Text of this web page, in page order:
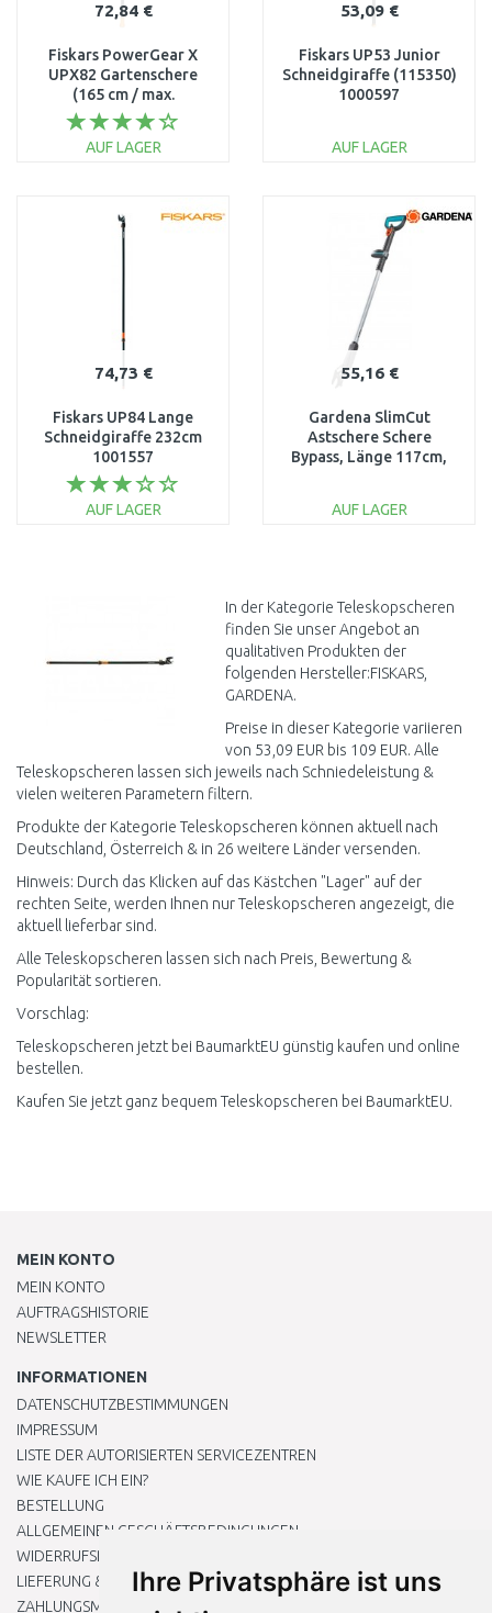
Ihre Privatsphäre ist uns
72,84 €
Fiskars PowerGear X
UPX82 Gartenschere
(165 cm / max.
Astdurchmesser 32 mm)
1023625
AUF LAGER
Vergleichen
53,09 €
Fiskars UP53 Junior
Schneidgiraffe (115350)
1000597
AUF LAGER
Vergleichen
74,73 €
Fiskars UP84 Lange
Schneidgiraffe 232cm
1001557
AUF LAGER
55,16 €
Gardena SlimCut
Astschere Schere
Bypass, Länge 117cm,
AUF LAGER
Vergleichen
In der Kategorie Teleskopscheren
finden Sie unser Angebot an
qualitativen Produkten der
folgenden Hersteller:FISKARS,
GARDENA.
Preise in dieser Kategorie variieren
von 53,09 EUR bis 109 EUR. Alle
Teleskopscheren lassen sich jeweils nach Schniedeleistung &
vielen weiteren Parametern filtern.
Produkte der Kategorie Teleskopscheren können aktuell nach
Deutschland, Österreich & in 26 weitere Länder versenden.
Hinweis: Durch das Klicken auf das Kästchen "Lager" auf der
rechten Seite, werden Ihnen nur Teleskopscheren angezeigt, die
aktuell lieferbar sind.
Alle Teleskopscheren lassen sich nach Preis, Bewertung &
Popularität sortieren.
Vorschlag:
Teleskopscheren jetzt bei BaumarktEU günstig kaufen und online
bestellen.
Kaufen Sie jetzt ganz bequem Teleskopscheren bei BaumarktEU.
MEIN KONTO
MEIN KONTO
AUFTRAGSHISTORIE
NEWSLETTER
INFORMATIONEN
DATENSCHUTZBESTIMMUNGEN
IMPRESSUM
LISTE DER AUTORISIERTEN SERVICEZENTREN
WIE KAUFE ICH EIN?
BESTELLUNG
ALLGEMEINEN GESCHÄFTSBEDINGUNGEN
WIDERRUFSRECHT
LIEFERUNG & ZAHLUNG
ZAHLUNGSMETHODEN